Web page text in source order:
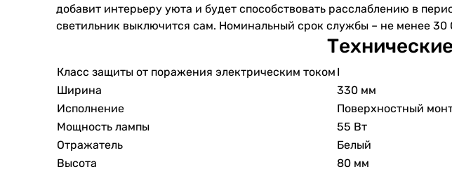
добавит интерьеру уюта и будет способствовать расслаблению в
светильник выключится сам. Номинальный срок службы – не менее 30
Класс защиты от поражения электрическим током I
Ширина
330 мм
Исполнение
Поверхностный
Мощность лампы
55 Вт
Отражатель
Белый
Высота
80 мм